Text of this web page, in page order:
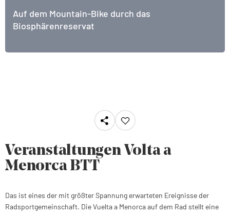
Auf dem Mountain-Bike durch das
Biosphärenreservat
Auf dem Mountain-Bike durch das
Biosphärenreservat
Auf dem Mountain-Bike durch das
Biosphärenreservat
Veranstaltungen Volta a
Menorca BTT
Das ist eines der mit größter Spannung erwarteten Ereignisse der
Radsportgemeinschaft. Die Vuelta a Menorca auf dem Rad stellt eine